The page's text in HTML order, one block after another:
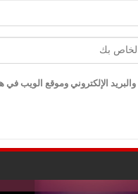
الإلكتروني وموقع الويب في